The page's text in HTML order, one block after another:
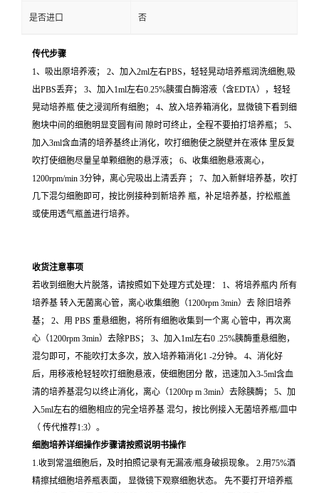
是否进口 否
传代步骤
1、吸出原培养液； 2、加入2ml左右PBS，轻轻晃动培养瓶润洗细胞,吸
出PBS丢弃； 3、加入1ml左右0.25%胰蛋白酶溶液（含EDTA），轻轻
晃动培养瓶 使之浸润所有细胞； 4、放入培养箱消化，显微镜下看到细
胞块中间的细胞明显变圆有间 隙时可终止，全程不要拍打培养瓶； 5、
加入3ml含血清的培养基终止消化，吹打细胞使之脱壁并在液体 里反复
吹打使细胞尽量呈单颗细胞的悬浮液； 6、收集细胞悬液离心，
1200rpm/min 3分钟，离心完吸出上清丢弃 ； 7、加入新鲜培养基，吹打
几下混匀细胞即可，按比例接种到新培养 瓶，补足培养基，拧松瓶盖
或使用透气瓶盖进行培养。
收货注意事项
若收到细胞大片脱落，请按照如下处理方式处理： 1、将培养瓶内 所有
培养基 转入无菌离心管，离心收集细胞（1200rpm 3min）去 除旧培养
基； 2、用 PBS 重悬细胞，将所有细胞收集到一个离 心管中，再次离
心（1200rpm 3min）去除PBS； 3、加入1ml左右0 .25%胰酶重悬细胞，
混匀即可，不能吹打太多次，放入培养箱消化1 -2分钟。 4、消化好
后，用移液枪轻轻吹打细胞悬液，使细胞团分 散，迅速加入3-5ml含血
清的培养基混匀以终止消化，离心（1200rp m 3min）去除胰酶； 5、加
入5ml左右的细胞相应的完全培养基 混匀，按比例接入无菌培养瓶/皿中
（ 传代推荐1:3）。
细胞培养详细操作步骤请按照说明书操作
1.收到常温细胞后，及时拍照记录有无漏液/瓶身破损现象。 2.用75%酒
精擦拭细胞培养瓶表面， 显微镜下观察细胞状态。 先不要打开培养瓶